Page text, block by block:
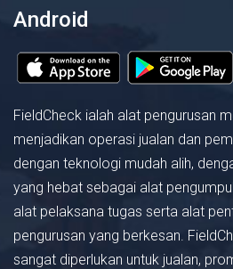
Android
FieldCheck ialah alat pengurusan
menjadikan operasi jualan dan
dengan teknologi mudah alih,
yang hebat sebagai alat
alat pelaksana tugas serta alat
pengurusan yang berkesan.
sangat diperlukan untuk jualan,